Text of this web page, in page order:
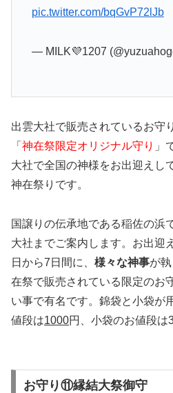
pic.twitter.com/bqGvP72lJb
— MILK💜1207
出雲大社で販売されているお守
「 神在祭限定オリジナル守り 」
大社で全国の神様をお出迎えし
神在祭りです。
国譲りの伝承地である稲佐の浜
大社までご案内します。お出迎
日から7日間に、 様々な神事が
在祭で販売されている限定のお
い事で有名です。錦袋と小袋が
値段は1000円、小袋のお値段は
お守り⑪縁結大祭御守